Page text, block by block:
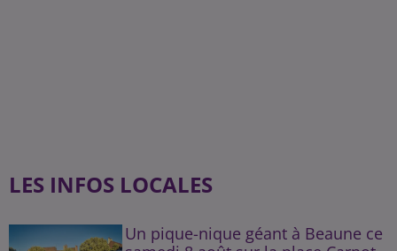
LES INFOS LOCALES
Un pique-nique géant à Beaune ce